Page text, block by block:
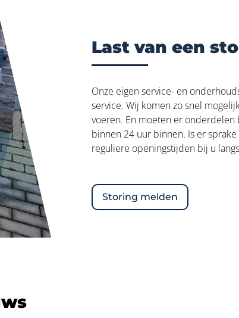
Last van een
Onze eigen service- en
service. Wij komen zo snel
voeren. En moeten er
binnen 24 uur binnen. Is er
reguliere openingstijden bij u
Storing melden